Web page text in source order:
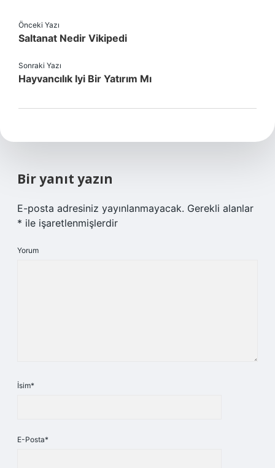
Önceki Yazı
Saltanat Nedir Vikipedi
Sonraki Yazı
Hayvancılık Iyi Bir Yatırım Mı
Bir yanıt yazın
E-posta adresiniz yayınlanmayacak. Gerekli alanlar
* ile işaretlenmişlerdir
Yorum
İsim*
E-Posta*